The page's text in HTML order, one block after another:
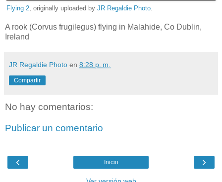
Flying 2, originally uploaded by JR Regaldie Photo.
A rook (Corvus frugilegus) flying in Malahide, Co Dublin,
Ireland
JR Regaldie Photo en 8:28 p. m.
Compartir
No hay comentarios:
Publicar un comentario
‹ ›
Inicio